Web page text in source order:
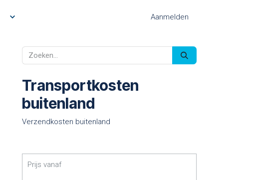
Aanmelden
Transportkosten
buitenland
Verzendkosten buitenland
Prijs vanaf